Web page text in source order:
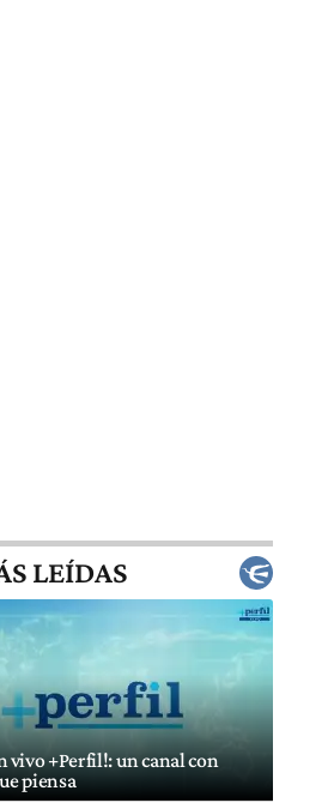
LEÍDAS
vivo +Perfil!: un canal con
piensa